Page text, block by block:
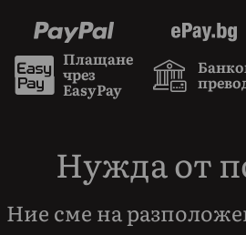
Плащане
чрез
EasyPay
Нужда от
Ние сме на